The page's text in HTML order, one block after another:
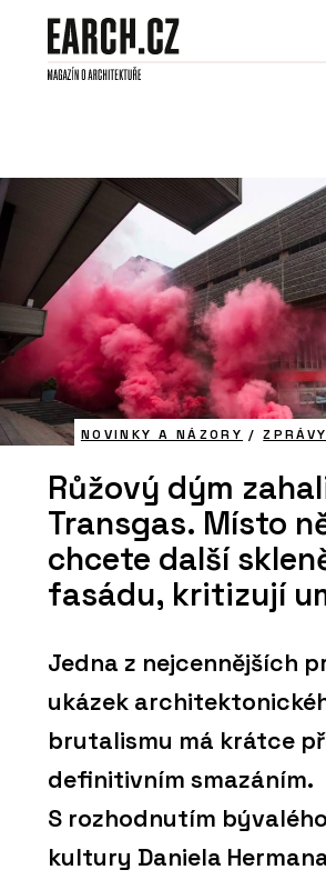
NOVINKY A NÁZORY /ZPRÁVY
Růžový dým
Transgas. Místo
chcete další
fasádu, kritizují
Jedna z nejcennějších
ukázek
brutalismu má krátce
definitivním smazáním.
S rozhodnutím
kultury Daniela